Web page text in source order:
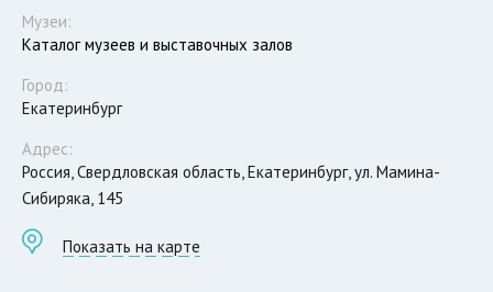
Музеи:
Каталог музеев и выставочных залов
Город:
Екатеринбург
Адрес:
Россия, Свердловская область, Екатеринбург, ул. Мамина-
Сибиряка, 145
Показать на карте